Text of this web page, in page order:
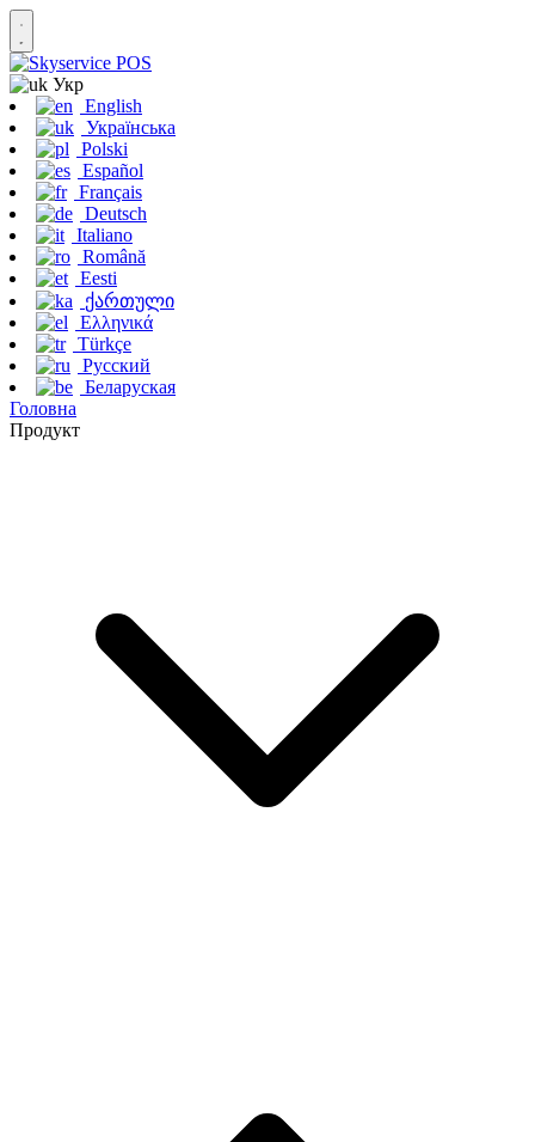
Укр
English
Українська
Polski
Español
Français
Deutsch
Italiano
Română
Eesti
ქართული
Ελληνικά
Türkçe
Русский
Беларуская
Головна
Продукт